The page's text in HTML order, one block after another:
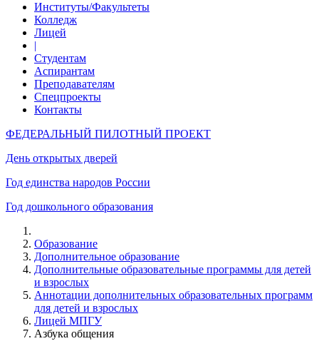
Институты/Факультеты
Колледж
Лицей
|
Студентам
Аспирантам
Преподавателям
Спецпроекты
Контакты
ФЕДЕРАЛЬНЫЙ ПИЛОТНЫЙ ПРОЕКТ
День открытых дверей
Год единства народов России
Год дошкольного образования
Образование
Дополнительное образование
Дополнительные образовательные программы для детей
и взрослых
Аннотации дополнительных образовательных программ
для детей и взрослых
Лицей МПГУ
Азбука общения